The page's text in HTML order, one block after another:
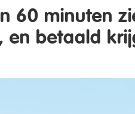
60 minuten
en betaald